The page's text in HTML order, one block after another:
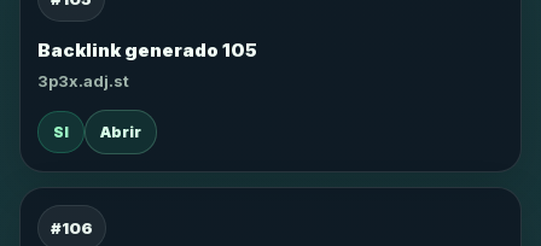
Backlink generado 105
3p3x.adj.st
SI Abrir
#106